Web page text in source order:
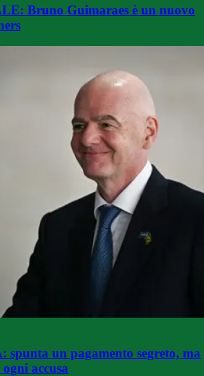
Bruno Guimaraes è un nuovo
spunta un pagamento segreto, ma
accusa